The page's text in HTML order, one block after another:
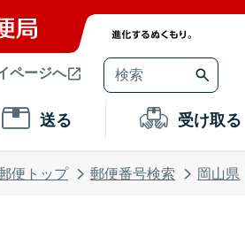
ページへ
送る 受け取る
便トップ 郵便番号検索 岡山県